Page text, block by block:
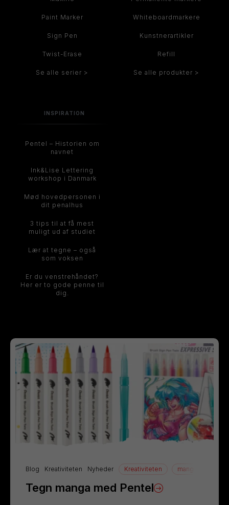
Blog Kreativiteten Nyheder Kreativiteten manga
Tegn manga med Pentel
Paint Marker
Sign Pen
Twist-Erase
Se alle serier >
Whiteboardmarkere
Kunstnerartikler
Refill
Se alle produkter >
INSPIRATION
Pentel – Historien om
navnet
Ink&Lise Lettering
workshop i Danmark
Mød hovedpersonen i
dit penalhus
3 tips til at få mest
muligt ud af studiet
Lær at tegne – også
som voksen
Er du venstrehåndet?
Her er to gode penne til
dig.